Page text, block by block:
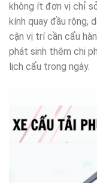
không ít đơn vị chỉ
kính quay đầu rộng,
cận vị trí cần cẩu
phát sinh thêm chi
lịch cẩu trong ngày.